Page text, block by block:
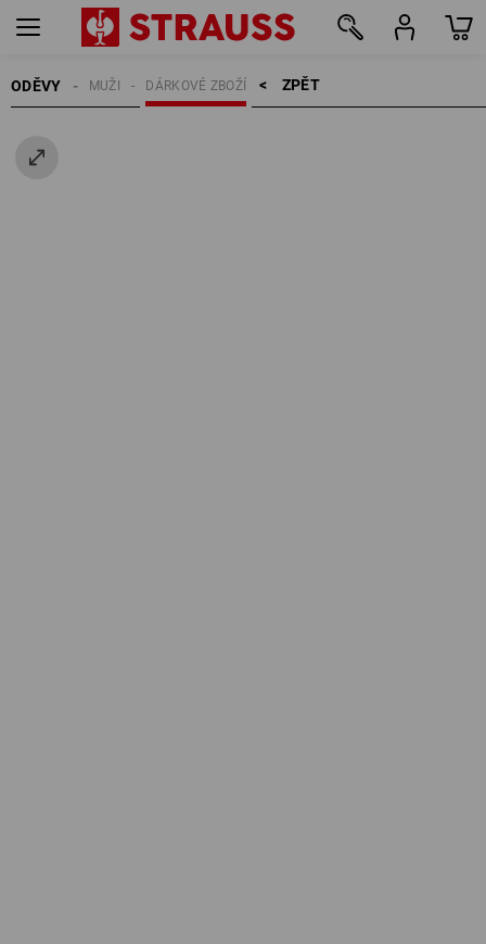
ODĚVY ZPĚT    >
DÁRKOVÉ ZBOŽÍ
MUŽI